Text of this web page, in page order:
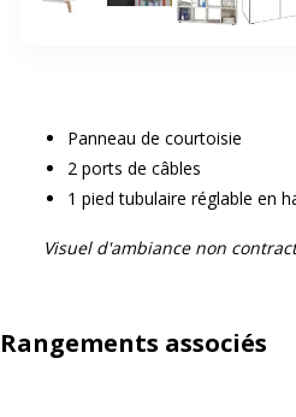
Panneau de courtoisie
2 ports de câbles
1 pied tubulaire réglable en
Visuel d'ambiance non
Rangements associés